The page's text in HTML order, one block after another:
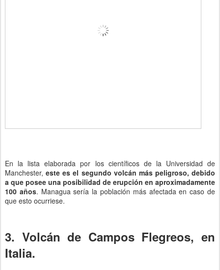
En la lista elaborada por los científicos de la Universidad de
Manchester,este es el segundo volcán más peligroso, debido
a que posee una posibilidad de erupción en aproximadamente
100 años. Managua sería la población más afectada en caso de
que esto ocurriese.
3. Volcán de Campos Flegreos, en
Italia.